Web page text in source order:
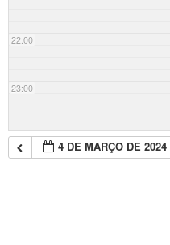
22:00
23:00
4 DE MARÇO DE 2024